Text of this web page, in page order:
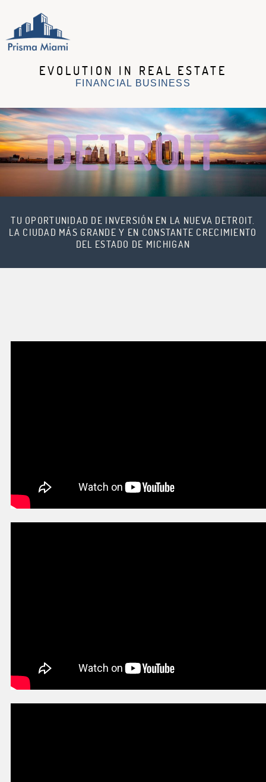
LA EMPRESA
PROPIEDADES
OPORTUNIDADES
NOTICIAS
PREGUNTAS
FRECUENTES
CONTACTENOS
EVOLUTION IN REAL ESTATE
FINANCIAL BUSINESS
TU OPORTUNIDAD DE INVERSIÓN EN LA NUEVA DETROIT.
LA CIUDAD MÁS GRANDE Y EN CONSTANTE CRECIMIENTO
DEL ESTADO DE MICHIGAN